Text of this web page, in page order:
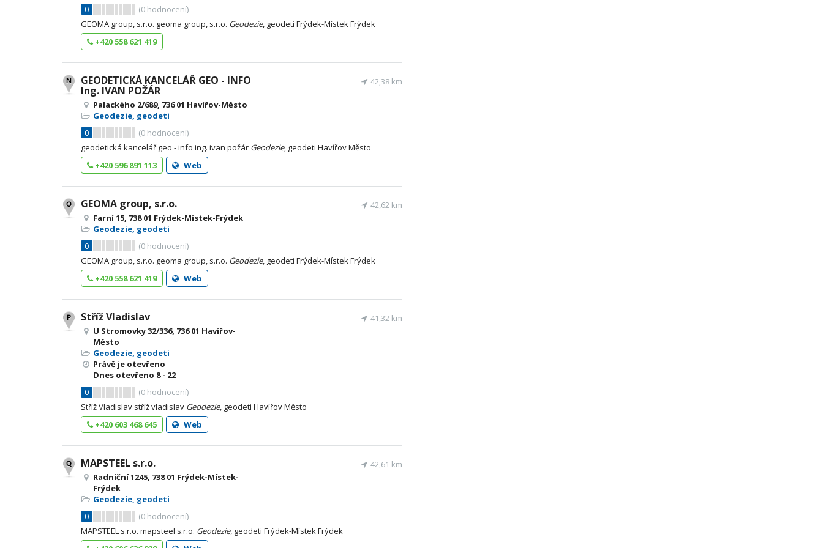
0
(0 hodnocení)
GEOMA group, s.r.o. geoma group, s.r.o. Geodezie, geodeti Frýdek-Místek Frýdek
+420 558 621 419
GEODETICKÁ KANCELÁŘ GEO - INFO
Ing. IVAN POŽÁR
Palackého 2/689, 736 01 Havířov-Město
Geodezie, geodeti
0
(0 hodnocení)
42,38 km
geodetická kancelář geo - info ing. ivan požár Geodezie, geodeti Havířov Město
+420 596 891 113
Web
GEOMA group, s.r.o.
Farní 15, 738 01 Frýdek-Místek-Frýdek
Geodezie, geodeti
0
(0 hodnocení)
42,62 km
GEOMA group, s.r.o. geoma group, s.r.o. Geodezie, geodeti Frýdek-Místek Frýdek
+420 558 621 419
Web
Stříž Vladislav
U Stromovky 32/336, 736 01 Havířov-
Město
Geodezie, geodeti
Právě je otevřeno
Dnes otevřeno 8 - 22
0
(0 hodnocení)
41,32 km
Stříž Vladislav stříž vladislav Geodezie, geodeti Havířov Město
+420 603 468 645
Web
MAPSTEEL s.r.o.
Radniční 1245, 738 01 Frýdek-Místek-
Frýdek
Geodezie, geodeti
0
(0 hodnocení)
42,61 km
MAPSTEEL s.r.o. mapsteel s.r.o. Geodezie, geodeti Frýdek-Místek Frýdek